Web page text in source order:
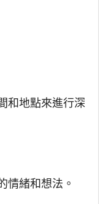
和地點來進行深
情緒和想法。